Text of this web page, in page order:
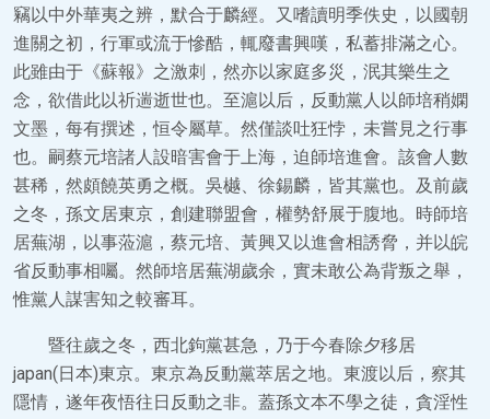
竊以中外華夷之辨，默合于麟經。又嗜讀明季佚史，以國朝
進關之初，行軍或流于慘酷，輒廢書興嘆，私蓄排滿之心。
此雖由于《蘇報》之激刺，然亦以家庭多災，泯其樂生之
念，欲借此以祈遄逝世也。至滬以后，反動黨人以師培稍嫻
文墨，每有撰述，恒令屬草。然僅談吐狂悖，未嘗見之行事
也。嗣蔡元培諸人設暗害會于上海，迫師培進會。該會人數
甚稀，然頗饒英勇之概。吳樾、徐錫麟，皆其黨也。及前歲
之冬，孫文居東京，創建聯盟會，權勢舒展于腹地。時師培
居蕪湖，以事蒞滬，蔡元培、黃興又以進會相誘脅，并以皖
省反動事相囑。然師培居蕪湖歲余，實未敢公為背叛之舉，
惟黨人謀害知之較審耳。
暨往歲之冬，西北鉤黨甚急，乃于今春除夕移居
japan(日本)東京。東京為反動黨萃居之地。東渡以后，察其
隱情，遂年夜悟往日反動之非。蓋孫文本不學之徒，貪淫性